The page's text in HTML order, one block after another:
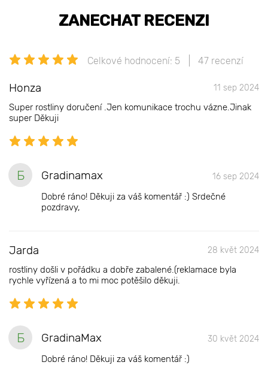
ZANECHAT RECENZI
Celkové hodnocení: 5 47 recenzí
Honza 11 sep 2024
Super rostliny doručení .Jen komunikace trochu vázne.Jinak
super Děkuji
Б Gradinamax 16 sep 2024
Dobré ráno! Děkuji za váš komentář :) Srdečné
pozdravy,
Jarda 28 květ 2024
rostliny došli v pořádku a dobře zabalené.(reklamace byla
rychle vyřízená a to mi moc potěšilo děkuji.
Б GradinaMax 30 květ 2024
Dobré ráno! Děkuji za váš komentář :)